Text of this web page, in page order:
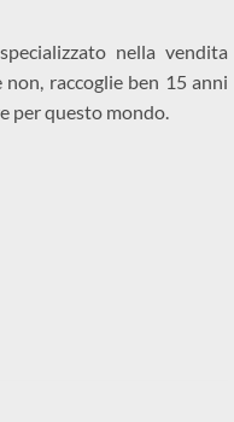
nella vendita
raccoglie ben 15 anni
per questo mondo.